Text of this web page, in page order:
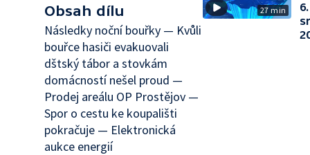
Obsah dílu
Následky noční bouřky — Kvůli
bouřce hasiči evakuovali
dštský tábor a stovkám
domácností nešel proud —
Prodej areálu OP Prostějov —
Spor o cestu ke koupališti
pokračuje — Elektronická
aukce energií
27 min
6.